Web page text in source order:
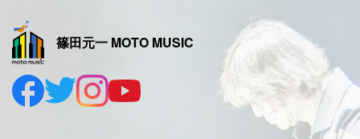
2025年9月
2025年8月
2025年7月
篠田元一 MOTO MUSIC